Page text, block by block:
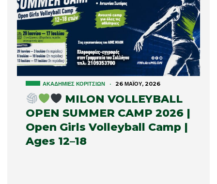
ΑΚΑΔΗΜΊΕΣ ΚΟΡΙΤΣΙΏΝ · 26 ΜΑΪ́ΟΥ, 2026
MILON VOLLEYBALL
OPEN SUMMER CAMP 2026 |
Open Girls Volleyball Camp |
Ages 12–18